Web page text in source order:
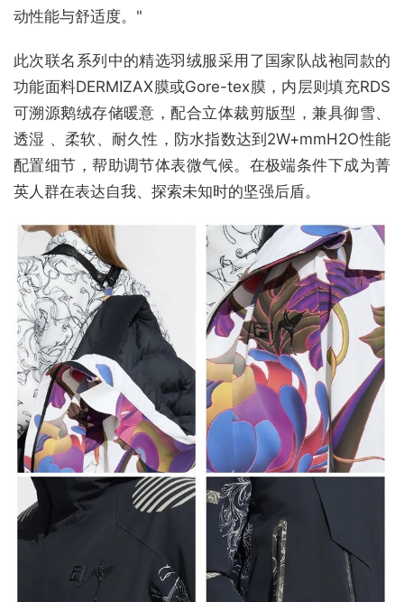
动性能与舒适度。"
此次联名系列中的精选羽绒服采用了国家队战袍同款的
功能面料DERMIZAX膜或Gore-tex膜，内层则填充RDS
可溯源鹅绒存储暖意，配合立体裁剪版型，兼具御雪、
透湿 、柔软、耐久性，防水指数达到2W+mmH2O性能
配置细节，帮助调节体表微气候。在极端条件下成为菁
英人群在表达自我、探索未知时的坚强后盾。